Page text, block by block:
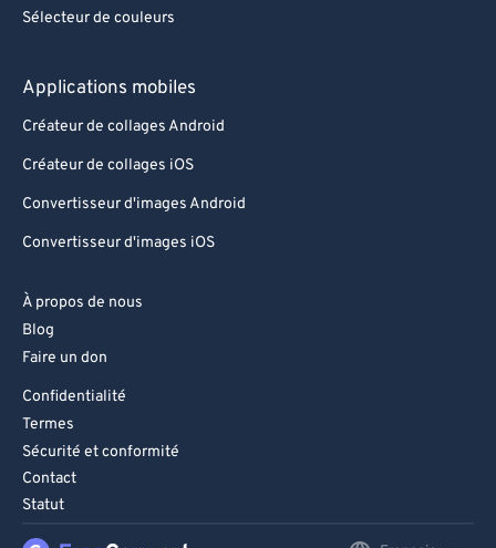
Sélecteur de couleurs
Applications mobiles
Créateur de collages Android
Créateur de collages iOS
Convertisseur d'images Android
Convertisseur d'images iOS
À propos de nous
Blog
Faire un don
Confidentialité
Termes
Sécurité et conformité
Contact
Statut